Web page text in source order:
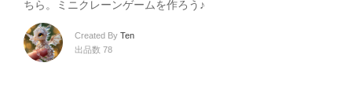
ちら。ミニクレーンゲームを作ろう♪
Created By Ten
出品数 78